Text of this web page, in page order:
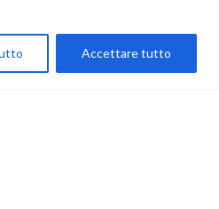
Accettare tutto